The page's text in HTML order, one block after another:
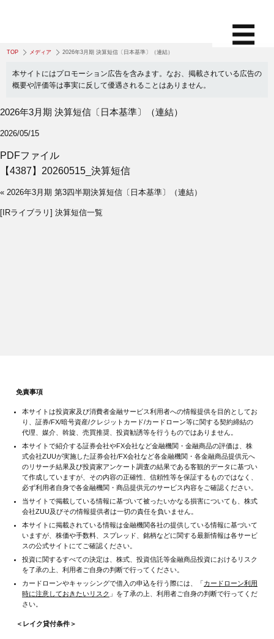
TOP メディア 2026年3月期 決算短信〔日本基準〕（連結）
本サイトにはプロモーション広告を含みます。なお、掲載されている広告の
概要や評価等は事実に反して優遇されることはありません。
2026年3月期 決算短信〔日本基準〕（連結）
2026/05/15
PDFファイル
【4387】20260515_決算短信
« 2026年3月期 第3四半期決算短信〔日本基準〕（連結）
[IRライブラリ] 決算短信一覧
免責事項
本サイトは投資家及び消費者金融サービス利用者への情報提供を目的としてお
り、証券/FX/暗号資産/クレジットカード/カードローン等に関する契約締結の
代理、媒介、斡旋、売買推奨、投資勧誘等を行うものではありません。
本サイトで紹介する証券会社やFX会社など金融機関・金融商品の評価は、株
式会社ZUUが実施した証券会社/FX会社など各金融機関・各金融商品提供元へ
のリサーチ結果及び投資家アンケート調査の結果である客観的データに基づい
て作成していますが、その内容の正確性、信頼性等を保証するものではなく、
必ず利用者自身で各金融機関・商品提供元のサービス内容をご確認ください。
当サイトで掲載している情報に基づいて被ったいかなる損害についても、株式
会社ZUU及びその情報提供者は一切の責任を負いません。
本サイトに掲載されている情報は金融機関各社の提供している情報に基づいて
いますが、株価や手数料、スプレッド、銘柄などに関する最新情報は各サービ
スの公式サイトにてご確認ください。
投資に関するすべての決定は、株式、投資信託等金融商品投資におけるリスク
を了承の上、利用者ご自身の判断で行ってください。
カードローンやキャッシングで借入の申込を行う際には、「カードローン利用
時に注意しておきたいリスク 」を了承の上、利用者ご自身の判断で行ってくだ
さい。
＜レイク貸付条件＞